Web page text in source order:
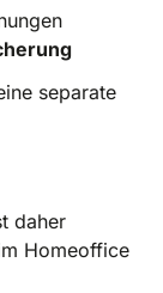
separate
daher
Homeoffice